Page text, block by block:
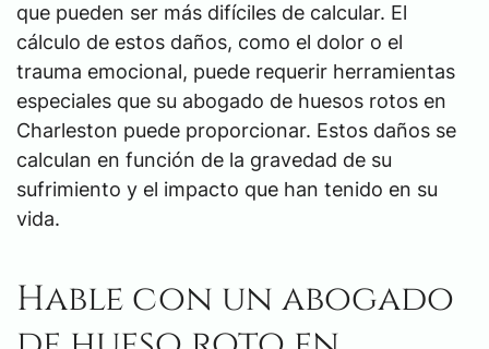
que pueden ser más difíciles de calcular. El
cálculo de estos daños, como el dolor o el
trauma emocional, puede requerir herramientas
especiales que su abogado de huesos rotos en
Charleston puede proporcionar. Estos daños se
calculan en función de la gravedad de su
sufrimiento y el impacto que han tenido en su
vida.
Hable con un abogado